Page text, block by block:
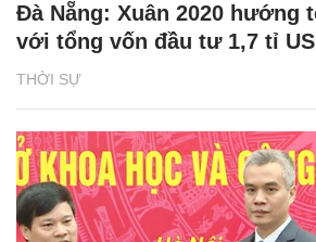
THỜI SỰ
Đà Nẵng: Xuân 2020 hướng
với tổng vốn đầu tư 1,7 tỉ